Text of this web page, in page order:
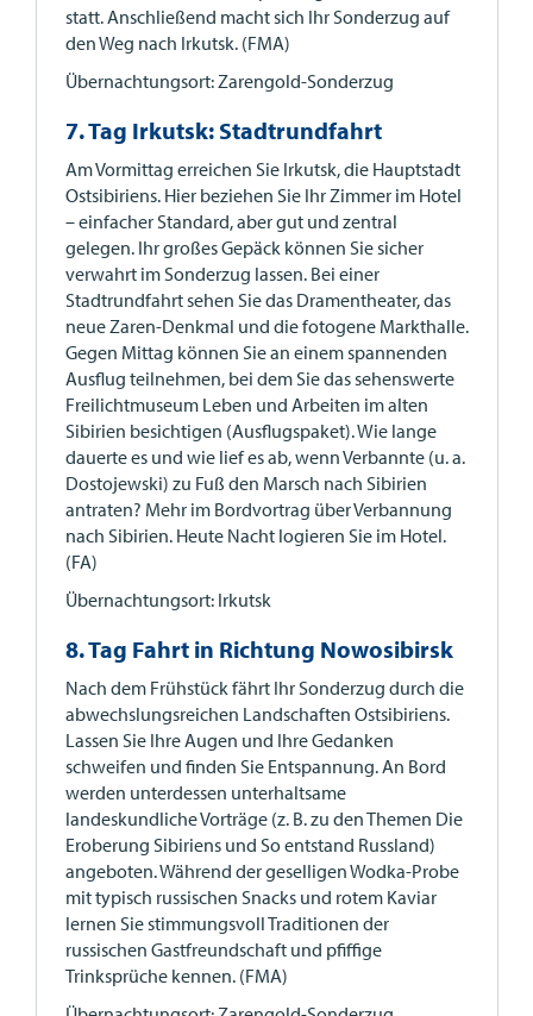
statt. Anschließend macht sich Ihr Sonderzug auf
den Weg nach Irkutsk. (FMA)
Übernachtungsort: Zarengold-Sonderzug
7. Tag Irkutsk: Stadtrundfahrt
Am Vormittag erreichen Sie Irkutsk, die Hauptstadt
Ostsibiriens. Hier beziehen Sie Ihr Zimmer im Hotel
– einfacher Standard, aber gut und zentral
gelegen. Ihr großes Gepäck können Sie sicher
verwahrt im Sonderzug lassen. Bei einer
Stadtrundfahrt sehen Sie das Dramentheater, das
neue Zaren-Denkmal und die fotogene Markthalle.
Gegen Mittag können Sie an einem spannenden
Ausflug teilnehmen, bei dem Sie das sehenswerte
Freilichtmuseum Leben und Arbeiten im alten
Sibirien besichtigen (Ausflugspaket). Wie lange
dauerte es und wie lief es ab, wenn Verbannte (u. a.
Dostojewski) zu Fuß den Marsch nach Sibirien
antraten? Mehr im Bordvortrag über Verbannung
nach Sibirien. Heute Nacht logieren Sie im Hotel.
(FA)
Übernachtungsort: Irkutsk
8. Tag Fahrt in Richtung Nowosibirsk
Nach dem Frühstück fährt Ihr Sonderzug durch die
abwechslungsreichen Landschaften Ostsibiriens.
Lassen Sie Ihre Augen und Ihre Gedanken
schweifen und finden Sie Entspannung. An Bord
werden unterdessen unterhaltsame
landeskundliche Vorträge (z. B. zu den Themen Die
Eroberung Sibiriens und So entstand Russland)
angeboten. Während der geselligen Wodka-Probe
mit typisch russischen Snacks und rotem Kaviar
lernen Sie stimmungsvoll Traditionen der
russischen Gastfreundschaft und pfiffige
Trinksprüche kennen. (FMA)